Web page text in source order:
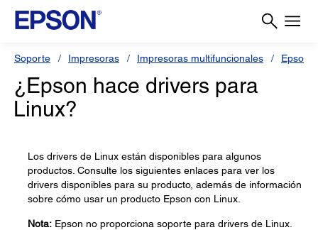
Soporte Impresoras Impresoras multifuncionales Epson
¿Epson hace drivers para
Linux?
Los drivers de Linux están disponibles para algunos
productos. Consulte los siguientes enlaces para ver los
drivers disponibles para su producto, además de información
sobre cómo usar un producto Epson con Linux.
Nota: Epson no proporciona soporte para drivers de Linux.